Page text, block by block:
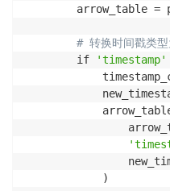
arrow_table =
# 转换时间戳类型
        if
'timestamp'
            )